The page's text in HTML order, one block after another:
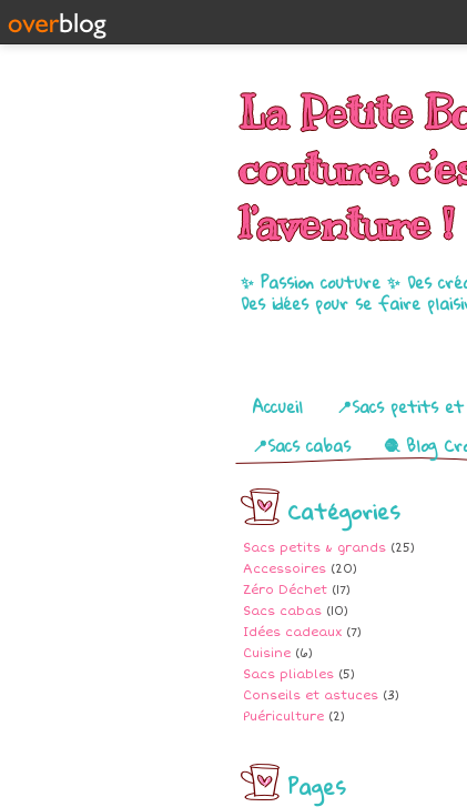
La Petite
couture,
l’aventure !
✨ Passion couture ✨ Des
Des idées pour se faire
Pages
Accueil 📍Sacs petits
📍Sacs cabas
🧶 Blog
Catégories
Sacs petits & grands (25)
Accessoires (20)
Zéro Déchet (17)
Sacs cabas (10)
Idées cadeaux (7)
Cuisine (6)
Sacs pliables (5)
Conseils et astuces (3)
Puériculture (2)
Pages